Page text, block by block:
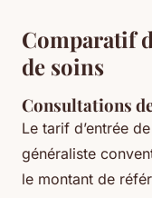
Comparatif
de soins
Consultations
Le tarif d’entrée
généraliste
le montant de